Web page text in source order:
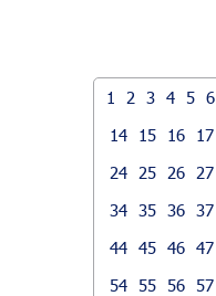
1 2 3 4 5 6
14
15 16 17
24
25 26 27
34 35 36 37
44 45 46 47
54 55 56 57